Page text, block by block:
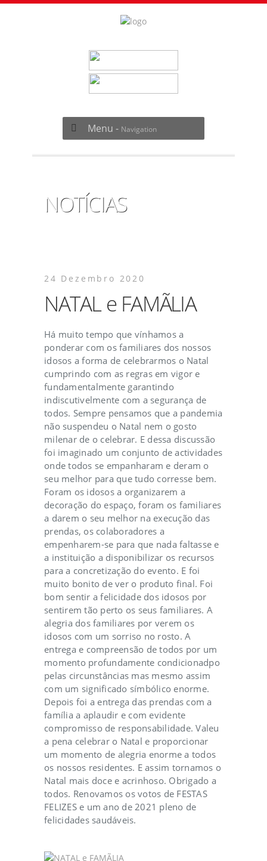
Menu - Navigation
NOTÍCIAS
24 Dezembro 2020
NATAL e FAMÃLIA
Há muito tempo que vínhamos a
ponderar com os familiares dos nossos
idosos a forma de celebrarmos o Natal
cumprindo com as regras em vigor e
fundamentalmente garantindo
indiscutivelmente com a segurança de
todos. Sempre pensamos que a pandemia
não suspendeu o Natal nem o gosto
milenar de o celebrar. E dessa discussão
foi imaginado um conjunto de actividades
onde todos se empanharam e deram o
seu melhor para que tudo corresse bem.
Foram os idosos a organizarem a
decoração do espaço, foram os familiares
a darem o seu melhor na execução das
prendas, os colaboradores a
empenharem-se para que nada faltasse e
a instituição a disponibilizar os recursos
para a concretização do evento. E foi
muito bonito de ver o produto final. Foi
bom sentir a felicidade dos idosos por
sentirem tão perto os seus familiares. A
alegria dos familiares por verem os
idosos com um sorriso no rosto. A
entrega e compreensão de todos por um
momento profundamente condicionadpo
pelas circunstâncias mas mesmo assim
com um significado símbólico enorme.
Depois foi a entrega das prendas com a
família a aplaudir e com evidente
compromisso de responsabilidade. Valeu
a pena celebrar o Natal e proporcionar
um momento de alegria enorme a todos
os nossos residentes. E assim tornamos o
Natal mais doce e acrinhoso. Obrigado a
todos. Renovamos os votos de FESTAS
FELIZES e um ano de 2021 pleno de
felicidades saudáveis.